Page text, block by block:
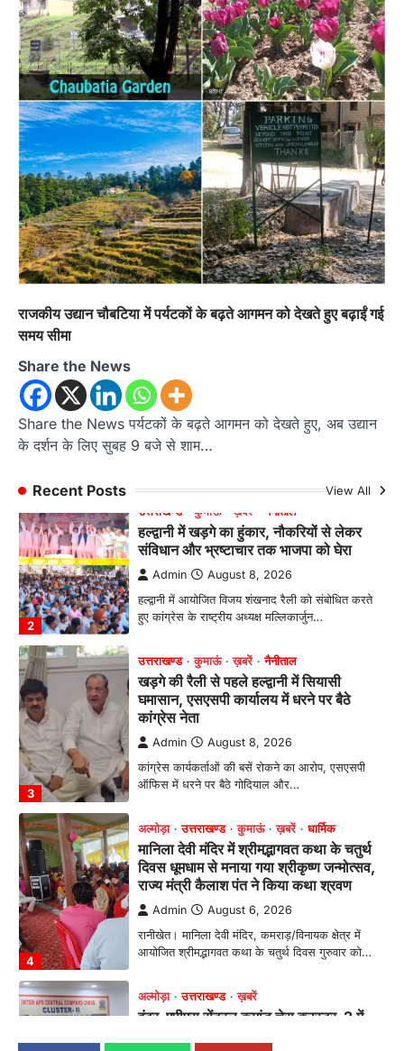
राजकीय उद्यान चौबटिया में पर्यटकों के बढ़ते आगमन को देखते हुए बढ़ाईं गई
समय सीमा
Share the News
Share the News पर्यटकों के बढ़ते आगमन को देखते हुए, अब उद्यान
के दर्शन के लिए सुबह 9 बजे से शाम…
Recent Posts View All
उत्तराखण्ड कुमाऊं ख़बरें नैनीताल
खड़गे की रैली से पहले हल्द्वानी में सियासी
घमासान, एसएसपी कार्यालय में धरने पर बैठे
कांग्रेस नेता
Admin August 8, 2026
कांग्रेस कार्यकर्ताओं की बसें रोकने का आरोप, एसएसपी
ऑफिस में धरने पर बैठे गोदियाल और…
4
अल्मोड़ा उत्तराखण्ड कुमाऊं ख़बरें धार्मिक
मानिला देवी मंदिर में श्रीमद्भागवत कथा के चतुर्थ
दिवस धूमधाम से मनाया गया श्रीकृष्ण जन्मोत्सव,
राज्य मंत्री कैलाश पंत ने किया कथा श्रवण
Admin August 6, 2026
रानीखेत। मानिला देवी मंदिर, कमराड़/विनायक क्षेत्र में
याग्यिका कुंद्रा ने लहराया परचम, अंडर-14 वर्ग
में हासिल किया प्रथम स्थान
Admin August 8, 2026
रानीखेत। आर्मी पब्लिक स्कूल रानीखेत की प्रतिभाशाली
2
उत्तराखण्ड कुमाऊं ख़बरें नैनीताल
हल्द्वानी में खड़गे का हुंकार, नौकरियों से लेकर
संविधान और भ्रष्टाचार तक भाजपा को घेरा
Admin August 8, 2026
हल्द्वानी में आयोजित विजय शंखनाद रैली को संबोधित करते
हुए कांग्रेस के राष्ट्रीय अध्यक्ष मल्लिकार्जुन…
3
उत्तराखण्ड कुमाऊं ख़बरें नैनीताल
खड़गे की रैली से पहले हल्द्वानी में सियासी
घमासान, एसएसपी कार्यालय में धरने पर बैठे
कांग्रेस नेता
Admin August 8, 2026
कांग्रेस कार्यकर्ताओं की बसें रोकने का आरोप, एसएसपी
ऑफिस में धरने पर बैठे गोदियाल और…
4
अल्मोड़ा उत्तराखण्ड कुमाऊं ख़बरें धार्मिक
मानिला देवी मंदिर में श्रीमद्भागवत कथा के चतुर्थ
दिवस धूमधाम से मनाया गया श्रीकृष्ण जन्मोत्सव,
राज्य मंत्री कैलाश पंत ने किया कथा श्रवण
Admin August 6, 2026
रानीखेत। मानिला देवी मंदिर, कमराड़/विनायक क्षेत्र में
आयोजित श्रीमद्भागवत कथा के चतुर्थ दिवस गुरुवार को…
अल्मोड़ा उत्तराखण्ड ख़बरें
इंटर-एपीएस सेंट्रल कमांड चेस क्लस्टर-2 में